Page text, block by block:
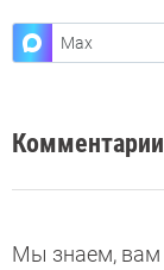
Max
Комментарии
Мы знаем, вам